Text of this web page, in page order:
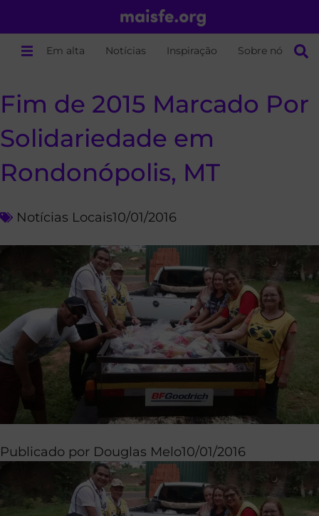
Em alta Notícias Inspiração Sobre nós
Fim de 2015 Marcado Por
Solidariedade em
Rondonópolis, MT
Notícias Locais10/01/2016
Publicado por Douglas Melo10/01/2016